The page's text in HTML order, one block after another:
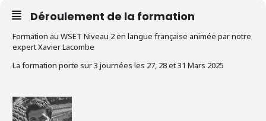
Déroulement de la formation
Formation au WSET Niveau 2 en langue française animée par notre
expert Xavier Lacombe
La formation porte sur 3 journées les 27, 28 et 31 Mars 2025